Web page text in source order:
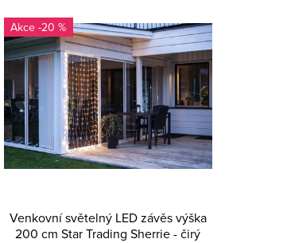
-20 %
Venkovní světelný LED závěs výška
200 cm Star Trading Sherrie - čirý